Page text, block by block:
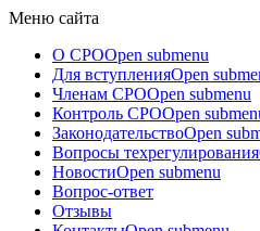
Меню сайта
О СРОOpen submenu
Для вступленияOpen
Членам СРОOpen submenu
Контроль СРОOpen
ЗаконодательствоOpen
Вопросы техрегулирования
НовостиOpen submenu
Вопрос-ответ
Отзывы